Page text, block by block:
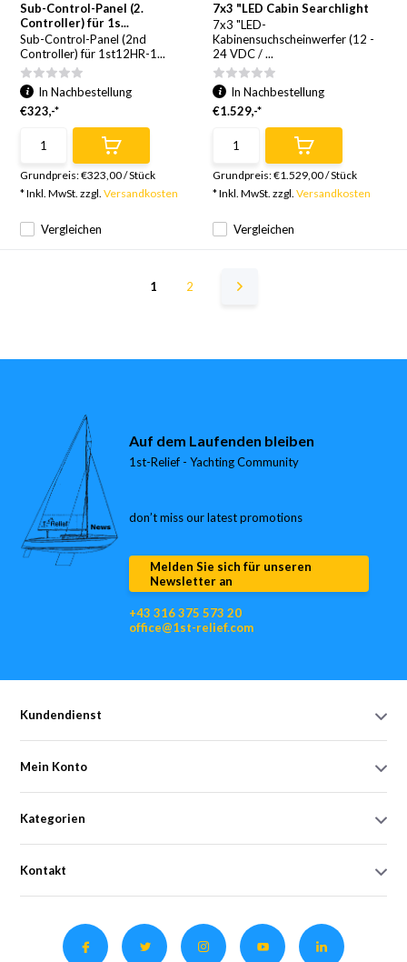
Sub-Control-Panel (2.
Controller) für 1s...
Sub-Control-Panel (2nd
Controller) für 1st12HR-1...
Vergleichen
In Nachbestellung
€323,-*
Grundpreis:€323,00/Stück
* Inkl. MwSt. zzgl.Versandkosten
7x3 "LED Cabin Searchlight
7x3 "LED-
Kabinensuchscheinwerfer (12 -
24 VDC / ...
Vergleichen
In Nachbestellung
€1.529,-*
Grundpreis:€1.529,00/Stück
* Inkl. MwSt. zzgl. Versandkosten
1 2
Auf dem Laufenden bleiben
1st-Relief - Yachting Community
don’t miss our latest promotions
Melden Sie sich für unseren
Newsletter an
+43 316 375 573 20
office@1st-relief.com
Kundendienst
Mein Konto
Kategorien
Kontakt